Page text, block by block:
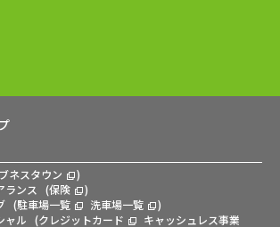
ネスタウン
)
ランス
(保険
)
(駐車場一覧 洗車場一覧
)
ャル (クレジットカード
キャッシュレス事業